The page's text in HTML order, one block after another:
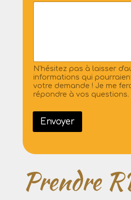
N'hésitez pas à laisser
informations qui
votre demande ! Je me
répondre à vos questions.
Envoyer
Prendre